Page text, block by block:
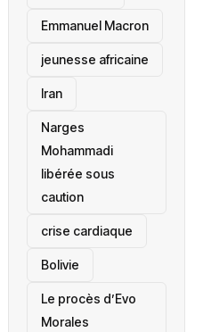
Emmanuel Macron
jeunesse africaine
‎Iran
Narges
Mohammadi
libérée sous
caution
crise cardiaque
‎Bolivie
Le procès d’Evo
Morales